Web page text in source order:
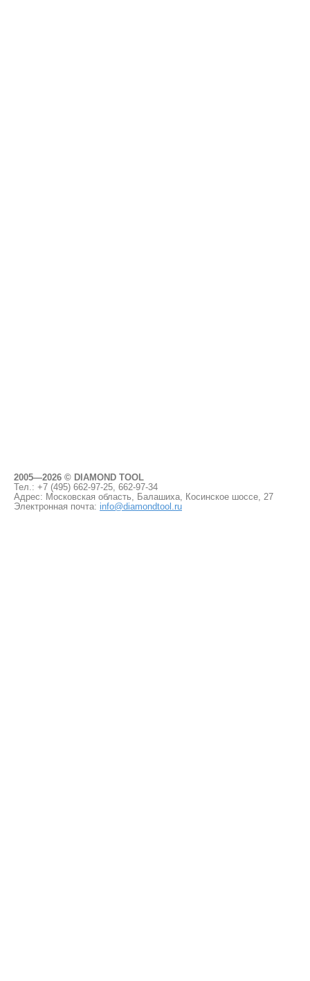
2005—2026 © DIAMOND TOOL
Тел.: +7 (495) 662-97-25, 662-97-34
Адрес: Московская область, Балашиха, Косинское шоссе, 27
Электронная почта: info@diamondtool.ru